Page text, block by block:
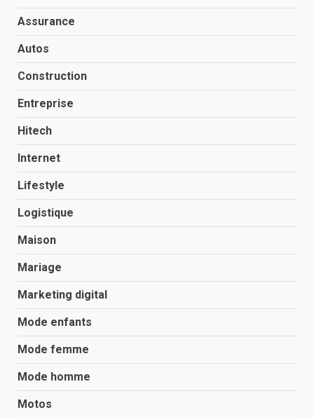
Assurance
Autos
Construction
Entreprise
Hitech
Internet
Lifestyle
Logistique
Maison
Mariage
Marketing digital
Mode enfants
Mode femme
Mode homme
Motos